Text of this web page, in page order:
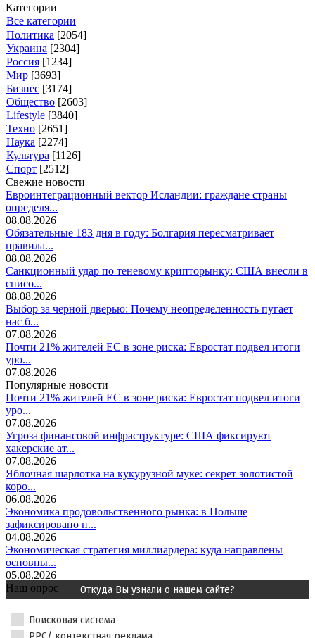
Категории
Все категории
Политика [2054]
Украина [2304]
Россия [1234]
Мир [3693]
Бизнес [3174]
Общество [2603]
Lifestyle [3840]
Техно [2651]
Наука [2274]
Культура [1126]
Спорт [2512]
Свежие новости
Евроинтеграционный вектор Исландии: граждане страны
определя...
08.08.2026
Обязательные 183 дня в году: Болгария пересматривает
правила...
08.08.2026
Санкционный удар по теневому крипторынку: США внесли в
списо...
08.08.2026
Выбор за черной дверью: Почему неопределенность пугает
нас б...
07.08.2026
Почти 21% жителей ЕС в зоне риска: Евростат подвел итоги
уро...
07.08.2026
Популярные новости
Почти 21% жителей ЕС в зоне риска: Евростат подвел итоги
уро...
07.08.2026
Угроза финансовой инфраструктуре: США фиксируют
хакерские ат...
07.08.2026
Яблочная шарлотка на кукурузной муке: секрет золотистой
коро...
06.08.2026
Экономика продовольственного рынка: в Польше
зафиксировано п...
04.08.2026
Экономическая стратегия миллиардера: куда направлены
основны...
05.08.2026
Наш опрос
Откуда Вы узнали о нашем сайте?
Поисковая система